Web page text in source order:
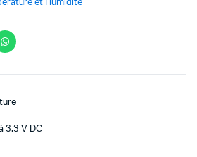
et Humidité
3.3 V DC